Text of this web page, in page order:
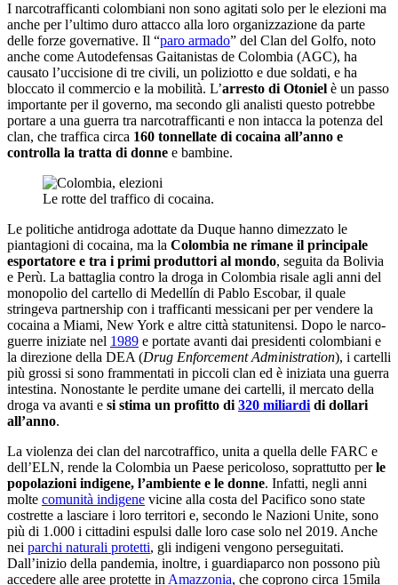
I narcotrafficanti colombiani non sono agitati solo per le elezioni ma
anche per l’ultimo duro attacco alla loro organizzazione da parte
delle forze governative. Il “paro armado” del Clan del Golfo, noto
anche come Autodefensas Gaitanistas de Colombia (AGC), ha
causato l’uccisione di tre civili, un poliziotto e due soldati, e ha
bloccato il commercio e la mobilità. L’arresto di Otoniel è un passo
importante per il governo, ma secondo gli analisti questo potrebbe
portare a una guerra tra narcotrafficanti e non intacca la potenza del
clan, che traffica circa 160 tonnellate di cocaina all’anno e
controlla la tratta di donne e bambine.
Le rotte del traffico di cocaina.
Le politiche antidroga adottate da Duque hanno dimezzato le
piantagioni di cocaina, ma la Colombia ne rimane il principale
esportatore e tra i primi produttori al mondo, seguita da Bolivia
e Perù. La battaglia contro la droga in Colombia risale agli anni del
monopolio del cartello di Medellín di Pablo Escobar, il quale
stringeva partnership con i trafficanti messicani per per vendere la
cocaina a Miami, New York e altre città statunitensi. Dopo le narco-
guerre iniziate nel 1989 e portate avanti dai presidenti colombiani e
la direzione della DEA (Drug Enforcement Administration), i cartelli
più grossi si sono frammentati in piccoli clan ed è iniziata una guerra
intestina. Nonostante le perdite umane dei cartelli, il mercato della
droga va avanti e si stima un profitto di 320 miliardi di dollari
all’anno.
La violenza dei clan del narcotraffico, unita a quella delle FARC e
dell’ELN, rende la Colombia un Paese pericoloso, soprattutto perle
popolazioni indigene, l’ambiente e le donne. Infatti, negli anni
molte comunità indigene vicine alla costa del Pacifico sono state
costrette a lasciare i loro territori e, secondo le Nazioni Unite, sono
più di 1.000 i cittadini espulsi dalle loro case solo nel 2019. Anche
nei parchi naturali protetti, gli indigeni vengono perseguitati.
Dall’inizio della pandemia, inoltre, i guardiaparco non possono più
accedere alle aree protette in Amazzonia, che coprono circa 15mila